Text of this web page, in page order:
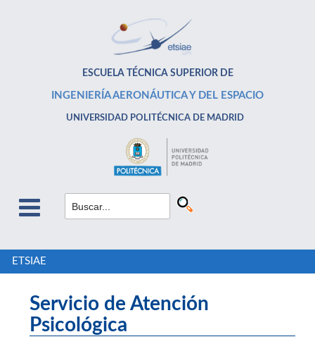
ESCUELA TÉCNICA SUPERIOR DE
INGENIERÍA AERONÁUTICA Y DEL ESPACIO
UNIVERSIDAD POLITÉCNICA DE MADRID
ETSIAE
Servicio de Atención
Psicológica